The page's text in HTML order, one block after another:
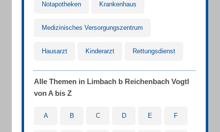
Notapotheken Krankenhaus
Medizinisches Versorgungszentrum
Hausarzt Kinderarzt Rettungsdienst
Alle Themen in Limbach b Reichenbach Vogtl
von A bis Z
A B C D E F